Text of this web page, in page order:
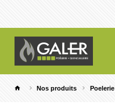
Nos produits Poelerie